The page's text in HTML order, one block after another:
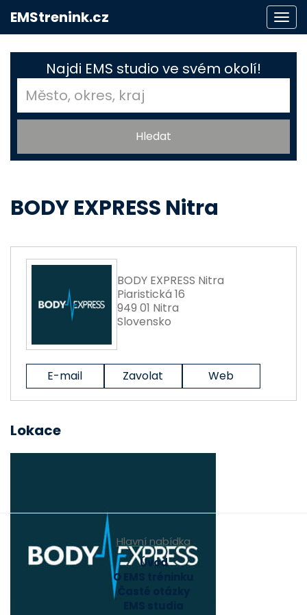
EMStrenink.cz
Najdi EMS studio ve svém okolí!
BODY EXPRESS Nitra
BODY EXPRESS Nitra
Piaristická 16
949 01 Nitra
Slovensko
E-mail Zavolat Web
Lokace
Hlavní nabídka
Úvod
O EMS tréninku
Časté otázky